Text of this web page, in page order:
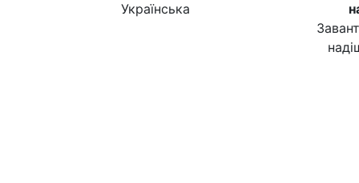
Українська